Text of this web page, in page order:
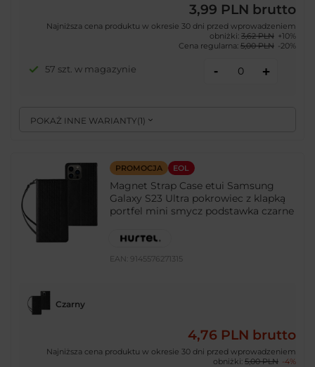
POKAŻ INNE WARIANTY( 1)
3,99 PLN brutto
Najniższa cena produktu w okresie 30 dni przed wprowadzeniem
obniżki: 3,62 PLN +10%
Cena regularna: 5,00 PLN -20%
57 szt. w magazynie - +
PROMOCJA EOL
Magnet Strap Case etui Samsung
Galaxy S23 Ultra pokrowiec z klapką
portfel mini smycz podstawka czarne
EAN: 9145576271315
Czarny
4,76 PLN brutto
Najniższa cena produktu w okresie 30 dni przed wprowadzeniem
obniżki: 5,00 PLN -4%